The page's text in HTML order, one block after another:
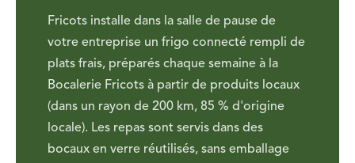
Fricots installe dans la salle de pause de
votre entreprise un frigo connecté rempli de
plats frais, préparés chaque semaine à la
Bocalerie Fricots à partir de produits locaux
(dans un rayon de 200 km, 85 % d'origine
locale). Les repas sont servis dans des
bocaux en verre réutilisés, sans emballage